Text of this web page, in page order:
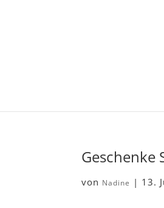
Geschenke
von Nadine | 13.